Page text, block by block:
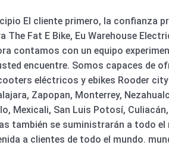
El cliente primero, la confianza
Fat E Bike, Eu Warehouse
contamos con un equipo
encuentre. Somos capaces de
eléctricos y ebikes Rooder
Zapopan, Monterrey,
Mexicali, San Luis Potosí,
se suministrarán a todo el
a clientes de todo el mundo.